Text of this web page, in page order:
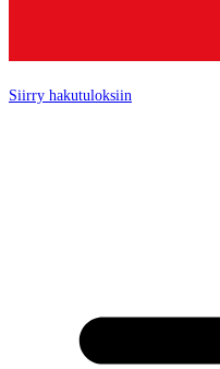
Siirry hakutuloksiin